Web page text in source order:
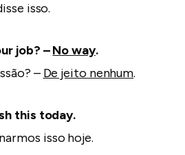
isso.
job? –No way.
– De jeito nenhum.
this today.
isso hoje.